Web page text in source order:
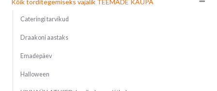
Kõik torditegemiseks vajalik TEEMADE KAUPA
Cateringi tarvikud
Draakoni aastaks
Emadepäev
Halloween